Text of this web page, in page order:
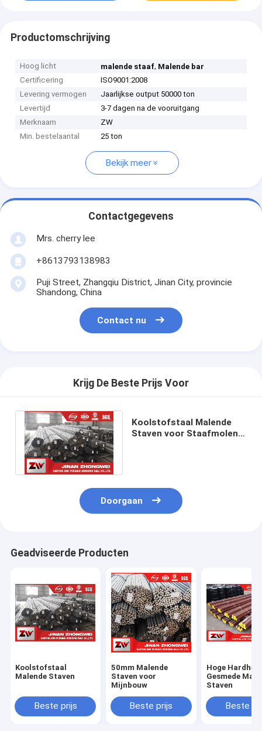
Productomschrijving
Hoog licht malende staaf, Malende bar
Certificering
ISO9001:2008
Levering vermogen
Jaarlijkse output 50000 ton
Levertijd
3-7 dagen na de vooruitgang
Merknaam
ZW
Min. bestelaantal
25 ton
Bekijk meer
Contactgegevens
Mrs. cherry lee
+8613793138983
Puji Street, Zhangqiu District, Jinan City, provincie
Shandong, China
Contact nu
Krijg De Beste Prijs Voor
Koolstofstaal Malende
Staven voor Staafmolen
Doorgaan
Geadviseerde Producten
Koolstofstaal
Malende Staven
Beste prijs
50mm Malende
Staven voor
Mijnbouw
Beste prijs
Hoge Hardheid
Gesmede
Staven
Beste